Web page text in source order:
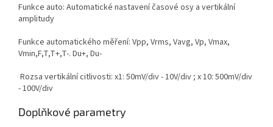
Funkce auto: Automatické nastavení časové osy a vertikální
amplitudy
Funkce automatického měření: Vpp, Vrms, Vavg, Vp, Vmax,
Vmin,F,T,T+,T-. Du+, Du-
Rozsa vertikální citlivosti: x1: 50mV/div - 10V/div ; x 10: 500mV/div
- 100V/div
Doplňkové parametry